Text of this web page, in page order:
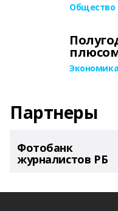
Общество
Экономика
Партнеры
Фотобанк
журналистов РБ